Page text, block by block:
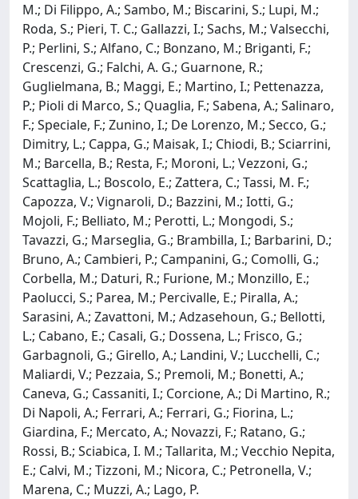
M.; Di Filippo, A.; Sambo, M.; Biscarini, S.; Lupi, M.;
Roda, S.; Pieri, T. C.; Gallazzi, I.; Sachs, M.; Valsecchi,
P.; Perlini, S.; Alfano, C.; Bonzano, M.; Briganti, F.;
Crescenzi, G.; Falchi, A. G.; Guarnone, R.;
Guglielmana, B.; Maggi, E.; Martino, I.; Pettenazza,
P.; Pioli di Marco, S.; Quaglia, F.; Sabena, A.; Salinaro,
F.; Speciale, F.; Zunino, I.; De Lorenzo, M.; Secco, G.;
Dimitry, L.; Cappa, G.; Maisak, I.; Chiodi, B.; Sciarrini,
M.; Barcella, B.; Resta, F.; Moroni, L.; Vezzoni, G.;
Scattaglia, L.; Boscolo, E.; Zattera, C.; Tassi, M. F.;
Capozza, V.; Vignaroli, D.; Bazzini, M.; Iotti, G.;
Mojoli, F.; Belliato, M.; Perotti, L.; Mongodi, S.;
Tavazzi, G.; Marseglia, G.; Brambilla, I.; Barbarini, D.;
Bruno, A.; Cambieri, P.; Campanini, G.; Comolli, G.;
Corbella, M.; Daturi, R.; Furione, M.; Monzillo, E.;
Paolucci, S.; Parea, M.; Percivalle, E.; Piralla, A.;
Sarasini, A.; Zavattoni, M.; Adzasehoun, G.; Bellotti,
L.; Cabano, E.; Casali, G.; Dossena, L.; Frisco, G.;
Garbagnoli, G.; Girello, A.; Landini, V.; Lucchelli, C.;
Maliardi, V.; Pezzaia, S.; Premoli, M.; Bonetti, A.;
Caneva, G.; Cassaniti, I.; Corcione, A.; Di Martino, R.;
Di Napoli, A.; Ferrari, A.; Ferrari, G.; Fiorina, L.;
Giardina, F.; Mercato, A.; Novazzi, F.; Ratano, G.;
Rossi, B.; Sciabica, I. M.; Tallarita, M.; Vecchio Nepita,
E.; Calvi, M.; Tizzoni, M.; Nicora, C.; Petronella, V.;
Marena, C.; Muzzi, A.; Lago, P.